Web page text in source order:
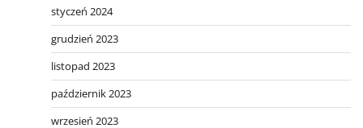
styczeń 2024
grudzień 2023
listopad 2023
październik 2023
wrzesień 2023